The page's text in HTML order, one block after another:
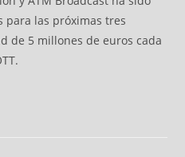
para las próximas tres
de 5 millones de euros cada